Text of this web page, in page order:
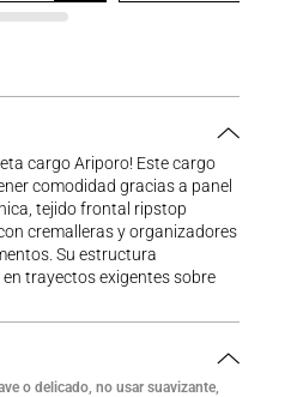
cargo Ariporo! Este cargo
comodidad gracias a panel
tejido frontal ripstop
cremalleras y organizadores
Su estructura
trayectos exigentes sobre
o delicado, no usar suavizante,